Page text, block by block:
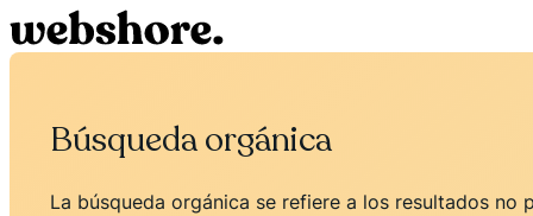
Búsqueda orgánica
La búsqueda orgánica se refiere a los resultados no